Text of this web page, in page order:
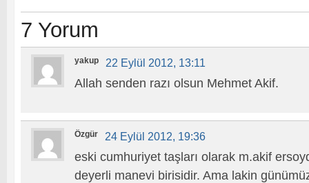
7 Yorum
yakup 22 Eylül 2012, 13:11
Allah senden razı olsun Mehmet Akif.
Özgür 24 Eylül 2012, 19:36
eski cumhuriyet taşları olarak m.akif
deyerli manevi birisidir. Ama lakin